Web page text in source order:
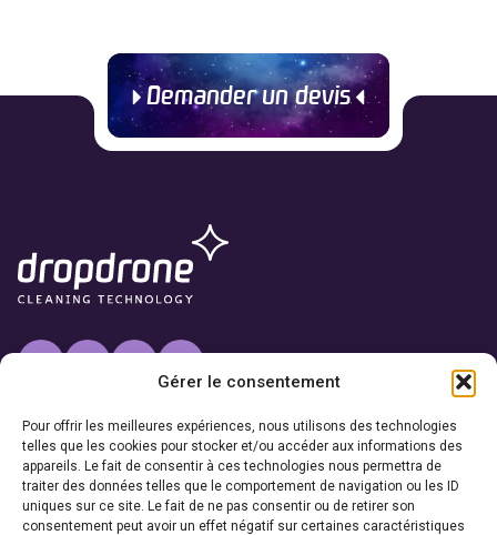
Gérer le consentement
Pour offrir les meilleures expériences, nous utilisons des technologies
telles que les cookies pour stocker et/ou accéder aux informations des
appareils. Le fait de consentir à ces technologies nous permettra de
traiter des données telles que le comportement de navigation ou les ID
uniques sur ce site. Le fait de ne pas consentir ou de retirer son
consentement peut avoir un effet négatif sur certaines caractéristiques
Demander un devis
Nettoyage de façade
Nettoyage de toiture
Autres prestations
Secteurs